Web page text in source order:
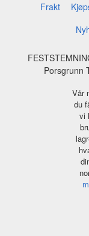
Frakt
Porsgrunn
Vår
du
vi